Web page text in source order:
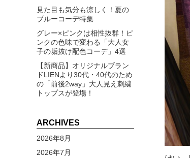
見た目も気分も涼しく！夏の
ブルーコーデ特集
グレー×ピンクは相性抜群！ピ
ンクの色味で変わる「大人女
子の垢抜け配色コーデ」4選
【新商品】オリジナルブラン
ドLIENより30代・40代のため
の「前後2way」大人見え刺繍
トップスが登場！
ARCHIVES
2026年8月
2026年7月